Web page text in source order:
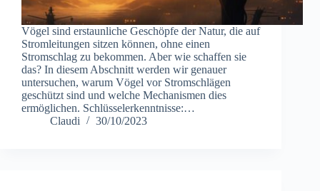
Vögel sind erstaunliche Geschöpfe der Natur, die auf
Stromleitungen sitzen können, ohne einen
Stromschlag zu bekommen. Aber wie schaffen sie
das? In diesem Abschnitt werden wir genauer
untersuchen, warum Vögel vor Stromschlägen
geschützt sind und welche Mechanismen dies
ermöglichen. Schlüsselerkenntnisse:…
Claudi
30/10/2023